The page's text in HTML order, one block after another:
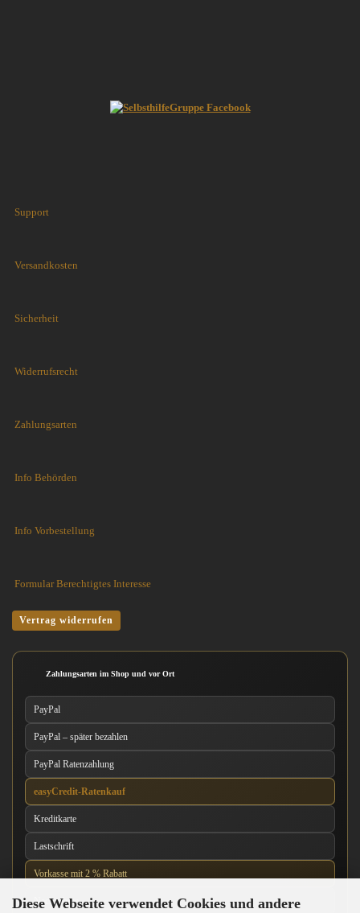
Diese Webseite verwendet Cookies und andere
Support
Versandkosten
Sicherheit
Widerrufsrecht
Zahlungsarten
Info Behörden
Info Vorbestellung
Formular Berechtigtes Interesse
Vertrag widerrufen
Zahlungsarten im Shop und vor Ort
PayPal
PayPal – später bezahlen
PayPal Ratenzahlung
easyCredit-Ratenkauf
Kreditkarte
Lastschrift
Vorkasse mit 2 % Rabatt
Nachnahme